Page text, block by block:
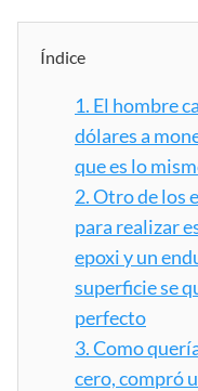
Índice
1. El hombre
dólares a
que es lo
2.Otro de los
para realizar
epoxi y un
superficie se
perfecto
3.Como
cero, compró